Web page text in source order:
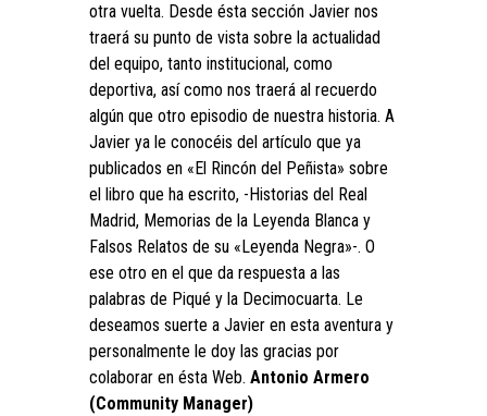
otra vuelta. Desde ésta sección Javier nos
traerá su punto de vista sobre la actualidad
del equipo, tanto institucional, como
deportiva, así como nos traerá al recuerdo
algún que otro episodio de nuestra historia. A
Javier ya le conocéis del artículo que ya
publicados en «El Rincón del Peñista» sobre
el libro que ha escrito, -Historias del Real
Madrid, Memorias de la Leyenda Blanca y
Falsos Relatos de su «Leyenda Negra»-. O
ese otro en el que da respuesta a las
palabras de Piqué y la Decimocuarta. Le
deseamos suerte a Javier en esta aventura y
personalmente le doy las gracias por
colaborar en ésta Web.Antonio Armero
(Community Manager)